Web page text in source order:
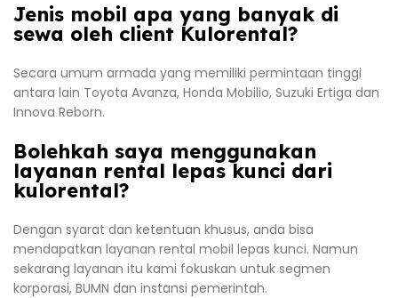
Jenis mobil apa yang banyak di
sewa oleh client Kulorental?
Secara umum armada yang memiliki permintaan tinggi
antara lain Toyota Avanza, Honda Mobilio, Suzuki Ertiga dan
Innova Reborn.
Bolehkah saya menggunakan
layanan rental lepas kunci dari
kulorental?
Dengan syarat dan ketentuan khusus, anda bisa
mendapatkan layanan rental mobil lepas kunci. Namun
sekarang layanan itu kami fokuskan untuk segmen
korporasi, BUMN dan instansi pemerintah.